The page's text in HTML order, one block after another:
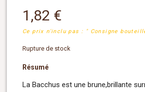
1,82 €
Ce prix n'inclu pas : " Consigne
Rupture de stock
Résumé
La Bacchus est une brune,brillante